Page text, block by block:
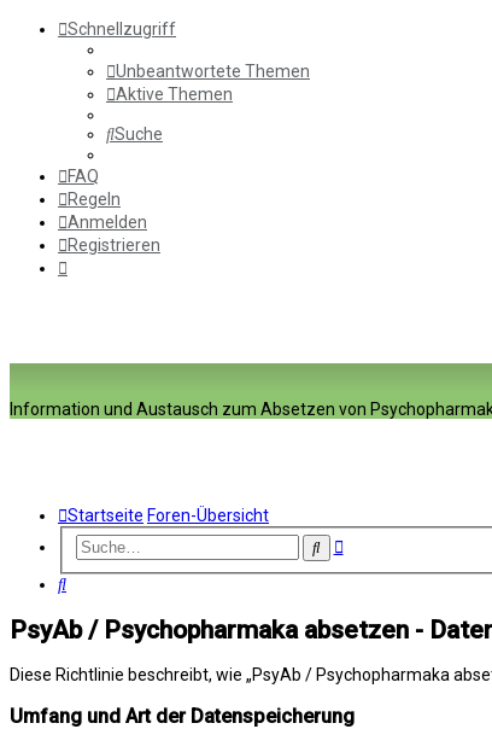
Schnellzugriff
Unbeantwortete Themen
Aktive Themen
Suche
FAQ
Regeln
Anmelden
Registrieren
Information und Austausch zum Absetzen von
Startseite Foren-Übersicht
SucheErweiterte
Suche
PsyAb / Psychopharmaka absetzen -
Diese Richtlinie beschreibt, wie „PsyAb / Psychopharmaka
Umfang und Art der Datenspeicherung